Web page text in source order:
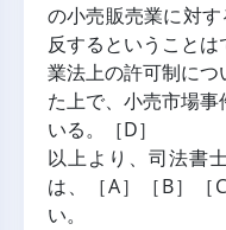
の小売販売業に対
反するということ
業法上の許可制に
た上で、小売市場
いる。［D］
以上より、司法書
は、［A］［B］［
い。